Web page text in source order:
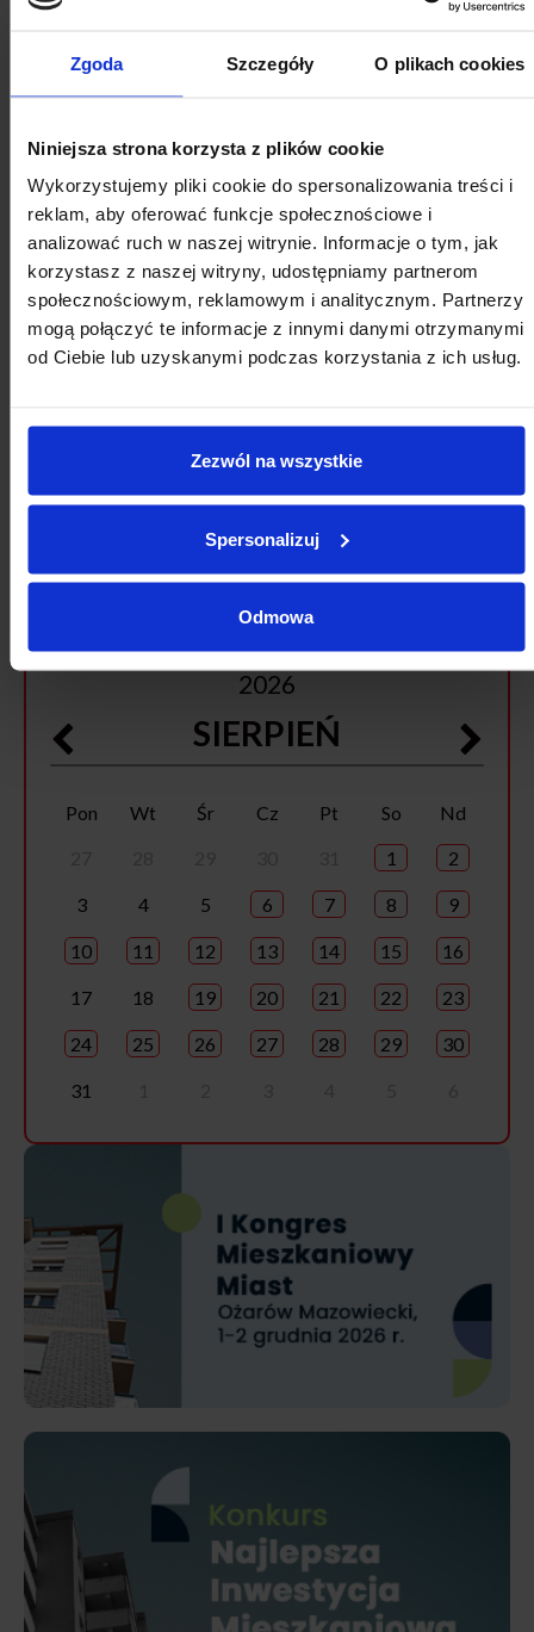
Zgoda Szczegóły O plikach cookies
Niniejsza strona korzysta z plików cookie
Wykorzystujemy pliki cookie do spersonalizowania treści i
reklam, aby oferować funkcje społecznościowe i
analizować ruch w naszej witrynie. Informacje o tym, jak
korzystasz z naszej witryny, udostępniamy partnerom
społecznościowym, reklamowym i analitycznym. Partnerzy
mogą połączyć te informacje z innymi danymi otrzymanymi
od Ciebie lub uzyskanymi podczas korzystania z ich usług.
Zezwól na wszystkie
Spersonalizuj
Odmowa
KALENDARZ WYDARZEŃ
SIERPNIA
2026
SIERPIEŃ
Pon Wt Śr Cz Pt So
Nd
1 2
3 4 5 6 7 8 9
10 11 12 13 14 15 16
17 18 19 20 21 22 23
24 25 26 27 28 29 30
31